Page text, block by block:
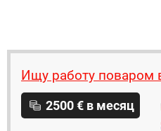
Ищу работу поваром
2500 € в месяц